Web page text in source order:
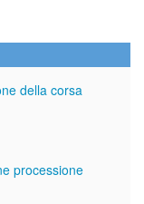
della corsa
processione